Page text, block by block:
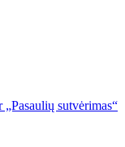
sutvėrimas“